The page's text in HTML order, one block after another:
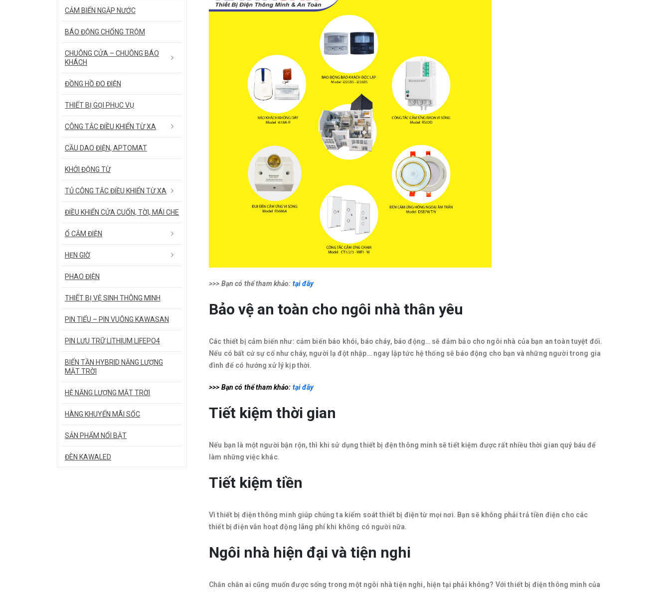
​>>> Bạn có thể tham khảo: tại đây
Bảo vệ an toàn cho ngôi nhà thân yêu
Các thiết bị cảm biến như: cảm biến báo khói, báo cháy, báo động… sẽ đảm bảo cho ngôi nhà của bạn an toàn tuyệt đối.
Nếu có bất cứ sự cố như cháy, người lạ đột nhập… ngay lập tức hệ thống sẽ báo động cho bạn và những người trong gia
đình để có hướng xử lý kịp thời.
​>>> Bạn có thể tham khảo: tại đây
Tiết kiệm thời gian
Nếu bạn là một người bận rộn, thì khi sử dụng thiết bị đện thông minh sẽ tiết kiệm được rất nhiều thời gian quý báu để
làm những việc khác.
Tiết kiệm tiền
Vì thiết bị điện thông minh giúp chúng ta kiểm soát thiết bị điện từ mọi nơi. Bạn sẽ không phải trả tiền điện cho các
thiết bị điện vẫn hoạt động lãng phí khi không có người nữa.
Ngôi nhà hiện đại và tiện nghi
Chắn chắn ai cũng muốn được sống trong một ngôi nhà tiện nghi, hiện tại phải không? Với thiết bị điện thông minh của
CẢM BIẾN NGẬP NƯỚC
BÁO ĐỘNG CHỐNG TRỘM
CHUÔNG CỬA – CHUÔNG BÁO
KHÁCH
ĐỒNG HỒ ĐO ĐIỆN
THIẾT BỊ GỌI PHỤC VỤ
CÔNG TẮC ĐIỀU KHIỂN TỪ XA
CẦU DAO ĐIỆN, APTOMAT
KHỞI ĐỘNG TỪ
TỦ CÔNG TẮC ĐIỀU KHIỂN TỪ XA
ĐIỀU KHIỂN CỬA CUỐN, TỜI, MÁI CHE
Ổ CẮM ĐIỆN
HẸN GIỜ
PHAO ĐIỆN
THIẾT BỊ VỆ SINH THÔNG MINH
PIN TIỂU – PIN VUÔNG KAWASAN
PIN LƯU TRỮ LITHIUM LIFEPO4
BIẾN TẦN HYBRID NĂNG LƯỢNG
MẶT TRỜI
HỆ NĂNG LƯỢNG MẶT TRỜI
HÀNG KHUYẾN MÃI SỐC
SẢN PHẨM NỔI BẬT
ĐÈN KAWALED